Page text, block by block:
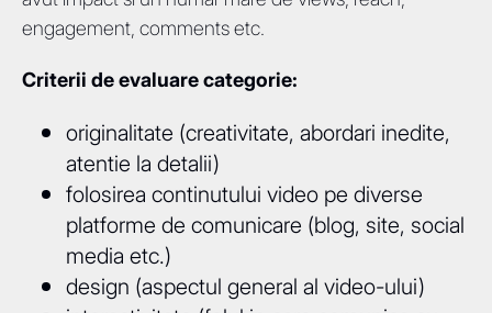
engagement, comments etc.
Criterii de evaluare categorie:
originalitate (creativitate, abordari inedite,
atentie la detalii)
folosirea continutului video pe diverse
platforme de comunicare (blog, site, social
media etc.)
design (aspectul general al video-ului)